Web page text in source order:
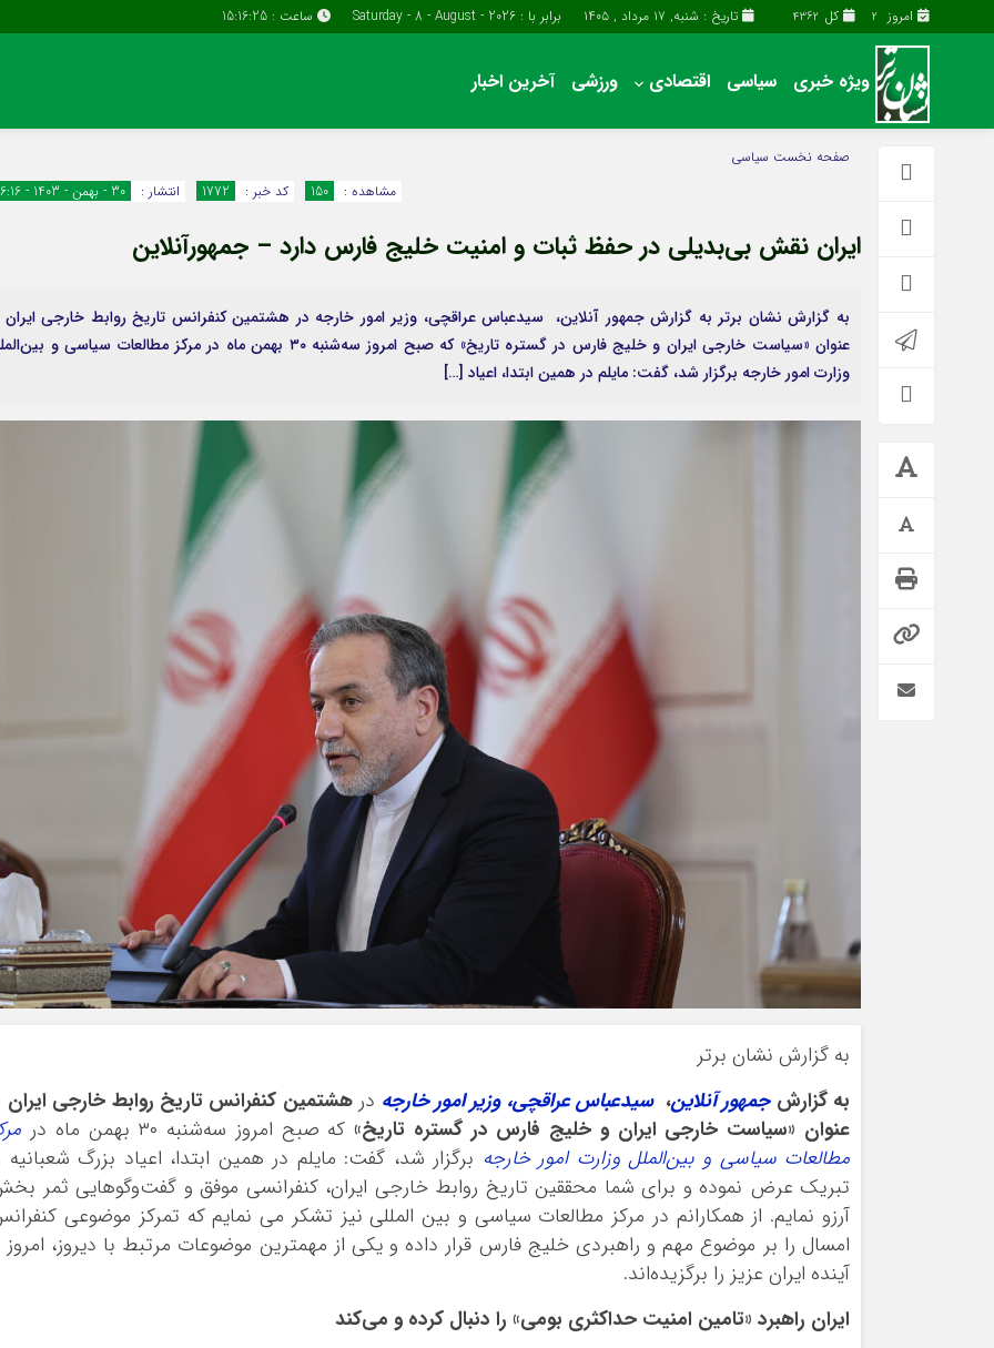
کل 4362 امروز 2 تاریخ : شنبه, ۱۷ مرداد , ۱۴۰۵ برابر با : Saturday - 8 - August - 2026 ساعت : 15:16:26
ویژه خبری سیاسی اقتصادی ورزشی آخرین اخبار
آخرین اخبار
سیاسی
فرهنگی و هنری
حساب مشتری
تماس با ما
سبد خريد
گروه اقتصاد
صفحه نخست سیاسی
انتشار :
30 - بهمن - 1403 - 16:16 کد خبر : 1772 مشاهده : 150
ایران نقش بی‌بدیلی در حفظ ثبات و امنیت خلیج فارس دارد – جمهورآنلاین
به گزارش نشان برتر به گزارش جمهور آنلاین، سیدعباس عراقچی، وزیر امور خارجه در هشتمین کنفرانس تاریخ روابط خارجی ایران
عنوان «سیاست خارجی ایران و خلیج فارس در گستره تاریخ» که صبح امروز سه‌شنبه ۳۰ بهمن ماه در مرکز مطالعات سیاسی و
وزارت امور خارجه برگزار شد، گفت: مایلم در همین ابتدا، اعیاد […]
به گزارش نشان برتر
به گزارشجمهور آنلاین،سیدعباس عراقچی، وزیر امور خارجه درهشتمین کنفرانس تاریخ روابط خارجی ایران
عنوان «سیاست خارجی ایران و خلیج فارس در گستره تاریخ» که صبح امروز سه‌شنبه ۳۰ بهمن ماه در
مطالعات سیاسی و بین‌الملل وزارت امور خارجه برگزار شد، گفت: مایلم در همین ابتدا، اعیاد بزرگ شعبانیه
تبریک عرض نموده و برای شما محققین تاریخ روابط خارجی ایران، کنفرانسی موفق و گفت‌وگوهایی ثمر
آرزو نمایم. از همکارانم در مرکز مطالعات سیاسی و بین المللی نیز تشکر می نمایم که تمرکز موضوعی
امسال را بر موضوع مهم و راهبردی خلیج فارس قرار داده و یکی از مهمترین موضوعات مرتبط با دیروز، امروز
آینده ایران عزیز را برگزیده‌اند.
ایران راهبرد «تامین امنیت حداکثری بومی» را دنبال کرده و می‌کند